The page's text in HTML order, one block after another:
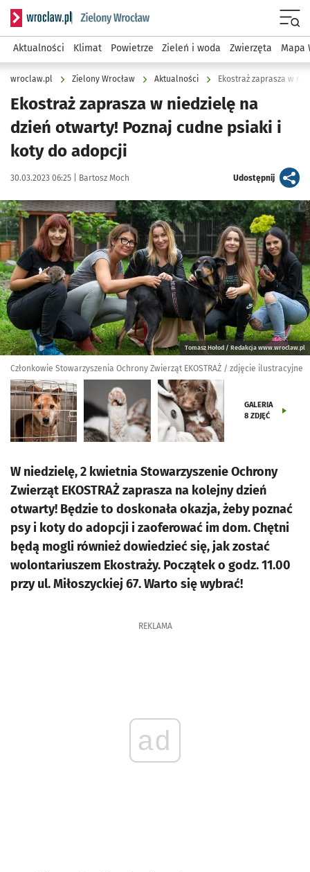
Serwis informacyjny wroclaw.pl podserwis: Środowisko we
Aktualności Klimat Powietrze Zieleń i woda Zwierzęta Mapa
wroclaw.pl Zielony Wrocław Aktualności
Ekostraż zaprasza w niedzielę na
dzień otwarty! Poznaj cudne psiaki i
koty do adopcji
Data publikacji:
30.03.2023 06:25 | Autor:
Bartosz Moch Udostępnijartykuł
Kliknij, aby zobaczyć galerię
Tomasz Hołod / Redakcja www.wroclaw.pl
Członkowie Stowarzyszenia Ochrony Zwierząt EKOSTRAŻ / zdjęcie ilustracyjne
GALERIA
8 ZDJĘĆ
W niedzielę, 2 kwietnia Stowarzyszenie Ochrony
Zwierząt EKOSTRAŻ zaprasza na kolejny dzień
otwarty! Będzie to doskonała okazja, żeby poznać
psy i koty do adopcji i zaoferować im dom. Chętni
będą mogli również dowiedzieć się, jak zostać
wolontariuszem Ekostraży. Początek o godz. 11.00
przy ul. Miłoszyckiej 67. Warto się wybrać!
REKLAMA
ad